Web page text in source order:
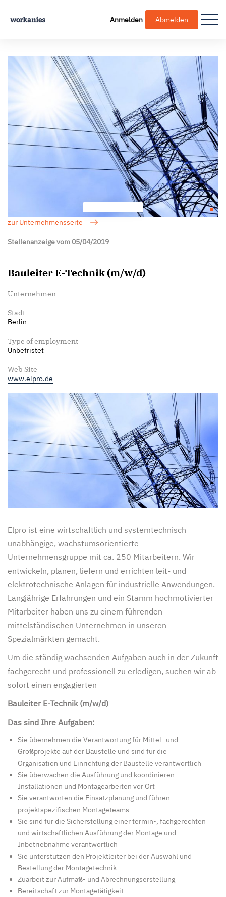
Anmelden Abmelden
zur Unternehmensseite
Stellenanzeige vom 05/04/2019
Bauleiter E-Technik (m/w/d)
Unternehmen
Stadt
Berlin
Type of employment
Unbefristet
Web Site
www.elpro.de
Elpro ist eine wirtschaftlich und systemtechnisch
unabhängige, wachstumsorientierte
Unternehmensgruppe mit ca. 250 Mitarbeitern. Wir
entwickeln, planen, liefern und errichten leit- und
elektrotechnische Anlagen für industrielle Anwendungen.
Langjährige Erfahrungen und ein Stamm hochmotivierter
Mitarbeiter haben uns zu einem führenden
mittelständischen Unternehmen in unseren
Spezialmärkten gemacht.
Um die ständig wachsenden Aufgaben auch in der Zukunft
fachgerecht und professionell zu erledigen, suchen wir ab
sofort einen engagierten
Bauleiter E-Technik (m/w/d)
Das sind Ihre Aufgaben:
Sie übernehmen die Verantwortung für Mittel- und
Großprojekte auf der Baustelle und sind für die
Organisation und Einrichtung der Baustelle verantwortlich
Sie überwachen die Ausführung und koordinieren
Installationen und Montagearbeiten vor Ort
Sie verantworten die Einsatzplanung und führen
projektspezifischen Montageteams
Sie sind für die Sicherstellung einer termin-, fachgerechten
und wirtschaftlichen Ausführung der Montage und
Inbetriebnahme verantwortlich
Sie unterstützen den Projektleiter bei der Auswahl und
Bestellung der Montagetechnik
Zuarbeit zur Aufmaß- und Ab­rech­nungs­erstellung
Bereit­schaft zur Montage­tätigkeit